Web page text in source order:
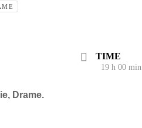
TIME
19 h 00 min
Drame.